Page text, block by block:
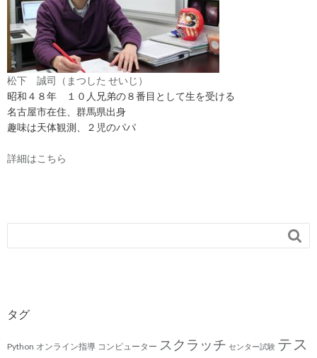
松下 誠司（まつした せいじ）
昭和４８年 １０人兄弟の８番目として生を受ける
名古屋市在住、群馬県出身
趣味は天体観測、２児のパパ
詳細はこちら

タグ
Python オンライン指導 コンピューター スクラッチ センター試験 テス